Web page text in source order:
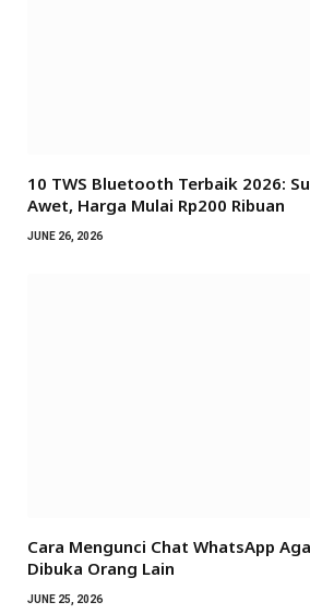
10 TWS Bluetooth Terbaik 2026:
Awet, Harga Mulai Rp200 Ribuan
JUNE 26, 2026
Cara Mengunci Chat WhatsApp
Dibuka Orang Lain
JUNE 25, 2026